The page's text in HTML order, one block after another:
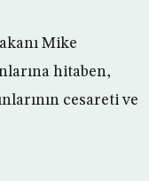
Mike
hitaben,
cesareti ve